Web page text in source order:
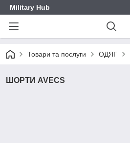
Military Hub
Товари та послуги ОДЯГ
ШОРТИ AVECS